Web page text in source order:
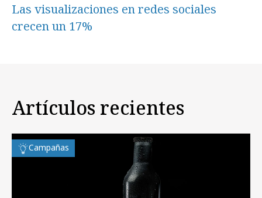
Las visualizaciones en redes sociales
crecen un 17%
Artículos recientes
Campañas